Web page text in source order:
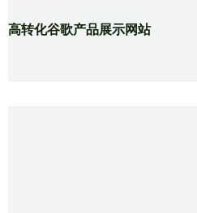
高转化谷歌产品展示网站